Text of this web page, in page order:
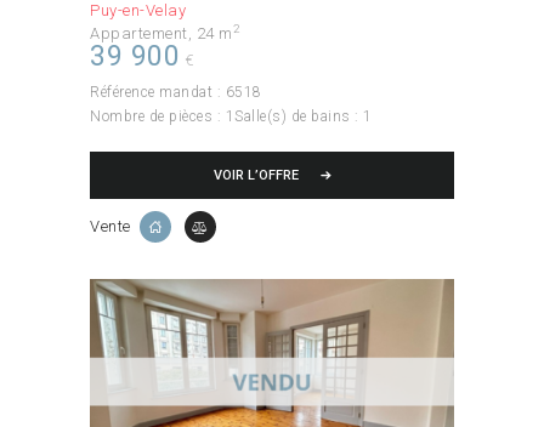
Puy-en-Velay
Appartement 24 m2
39 900 €
Référence mandat : 6518
Nombre de pièces : 1 Salle(s) de bains : 1
VOIR L’OFFRE
Vente